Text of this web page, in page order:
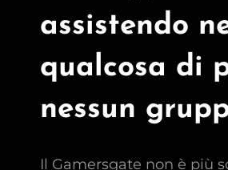
assistendo
qualcosa di
nessun
Il Gamersgate non è più